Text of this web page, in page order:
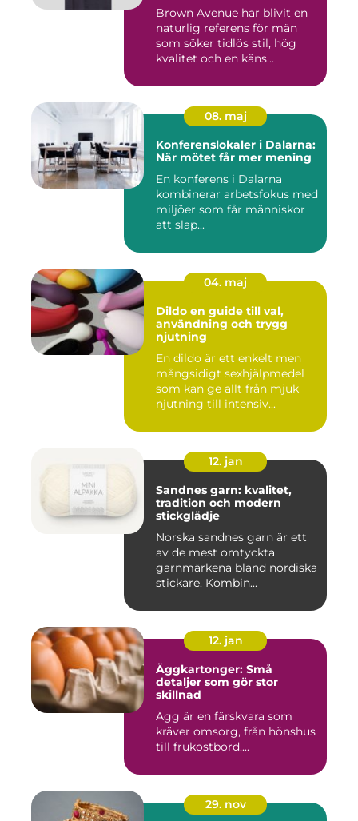
Brown Avenue har blivit en
naturlig referens för män
som söker tidlös stil, hög
kvalitet och en käns...
08. maj
Konferenslokaler i Dalarna:
När mötet får mer mening
En konferens i Dalarna
kombinerar arbetsfokus med
miljöer som får människor
att slap...
04. maj
Dildo en guide till val,
användning och trygg
njutning
En dildo är ett enkelt men
mångsidigt sexhjälpmedel
som kan ge allt från mjuk
njutning till intensiv...
12. jan
Sandnes garn: kvalitet,
tradition och modern
stickglädje
Norska sandnes garn är ett
av de mest omtyckta
garnmärkena bland nordiska
stickare. Kombin...
12. jan
Äggkartonger: Små
detaljer som gör stor
skillnad
Ägg är en färskvara som
kräver omsorg, från hönshus
till frukostbord....
29. nov